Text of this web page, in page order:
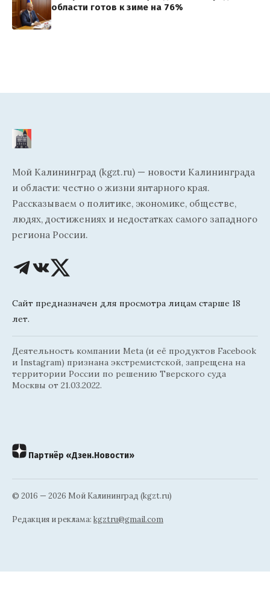
области готов к зиме на 76%
Мой Калининград (kgzt.ru) — новости Калининграда
и области: честно о жизни янтарного края.
Рассказываем о политике, экономике, обществе,
людях, достижениях и недостатках самого западного
региона России.
Сайт предназначен для просмотра лицам старше 18
лет.
Деятельность компании Meta (и её продуктов Facebook
и Instagram) признана экстремистской, запрещена на
территории России по решению Тверского суда
Москвы от 21.03.2022.
Партнёр «Дзен.Новости»
© 2016 — 2026 Мой Калининград (kgzt.ru)
Редакция и реклама: kgztru@gmail.com